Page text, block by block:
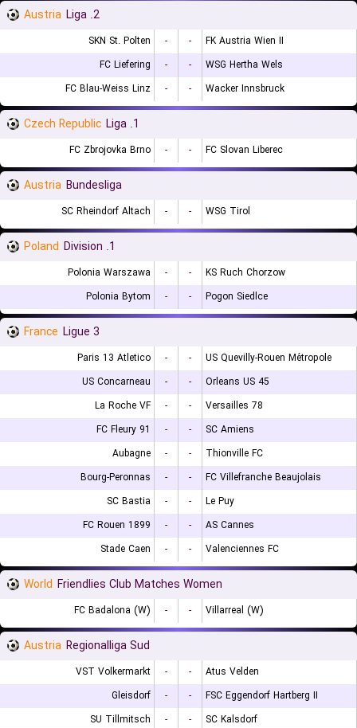
Austria 2. Liga
SKN St. Polten - -
FK Austria Wien II
FC Liefering
- -
WSG Hertha Wels
FC Blau-Weiss Linz
- - Wacker Innsbruck
Czech Republic 1. Liga
FC Zbrojovka Brno - - FC Slovan Liberec
Austria Bundesliga
SC Rheindorf Altach - - WSG Tirol
Poland 1. Division
Polonia Warszawa - -
KS Ruch Chorzow
Polonia Bytom
- - Pogon Siedlce
France Ligue 3
Paris 13 Atletico - -
US Quevilly-Rouen Métropole
US Concarneau
- -
Orleans US 45
La Roche VF
- -
Versailles 78
FC Fleury 91
- -
SC Amiens
Aubagne
- -
Thionville FC
Bourg-Peronnas
- -
FC Villefranche Beaujolais
SC Bastia
- -
Le Puy
FC Rouen 1899
- -
AS Cannes
Stade Caen
- - Valenciennes FC
World Friendlies Club Matches Women
FC Badalona (W) - - Villarreal (W)
Austria Regionalliga Sud
VST Volkermarkt - -
Atus Velden
Gleisdorf
- -
FSC Eggendorf Hartberg II
SU Tillmitsch
- -
SC Kalsdorf